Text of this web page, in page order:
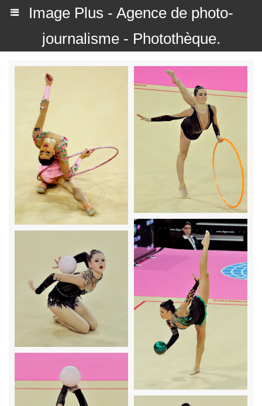
Image Plus - Agence de photo-
journalisme - Photothèque.